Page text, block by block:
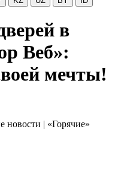
в
Веб»:
мечты!
новости | «Горячие»